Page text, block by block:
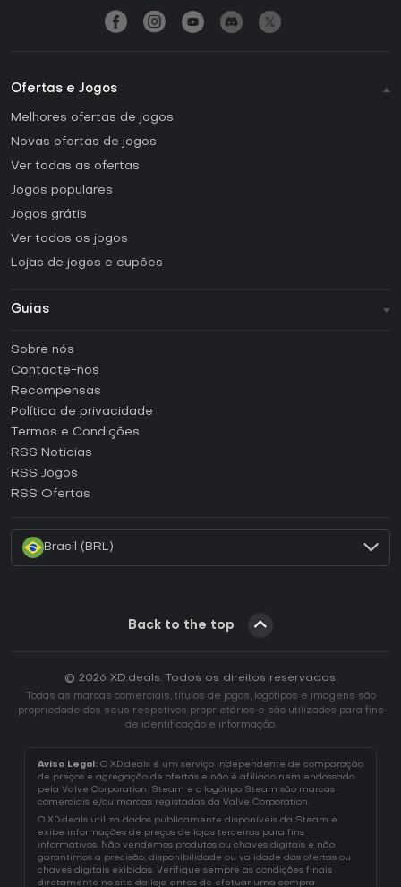
Ofertas e Jogos
Melhores ofertas de jogos
Novas ofertas de jogos
Ver todas as ofertas
Jogos populares
Jogos grátis
Ver todos os jogos
Lojas de jogos e cupões
Guias
Como ativar uma CD Key Steam?
Como ativar uma CD Key Epic Games?
Como ativar uma CD Key GOG?
Como ativar uma CD Key Ubisoft Connect?
Sobre nós
Contacte-nos
Recompensas
Política de privacidade
Termos e Condições
RSS Noticias
RSS Jogos
RSS Ofertas
Brasil (BRL)
Back to the top
© 2026 XD.deals. Todos os direitos reservados.
Todas as marcas comerciais, títulos de jogos, logótipos e imagens são
propriedade dos seus respetivos proprietários e são utilizados para fins
de identificação e informação.
Aviso Legal: O XD.deals é um serviço independente de comparação
de preços e agregação de ofertas e não é afiliado nem endossado
pela Valve Corporation. Steam e o logótipo Steam são marcas
comerciais e/ou marcas registadas da Valve Corporation.
O XD.deals utiliza dados publicamente disponíveis da Steam e
exibe informações de preços de lojas terceiras para fins
informativos. Não vendemos produtos ou chaves digitais e não
garantimos a precisão, disponibilidade ou validade das ofertas ou
chaves digitais exibidas. Verifique sempre as condições finais
diretamente no site da loja antes de efetuar uma compra.